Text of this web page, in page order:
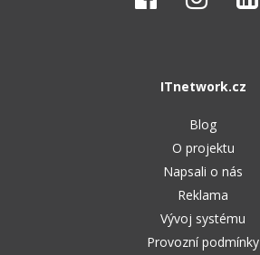
ITnetwork.cz
Blog
O projektu
Napsali o nás
Reklama
Vývoj systému
Provozní podmínky